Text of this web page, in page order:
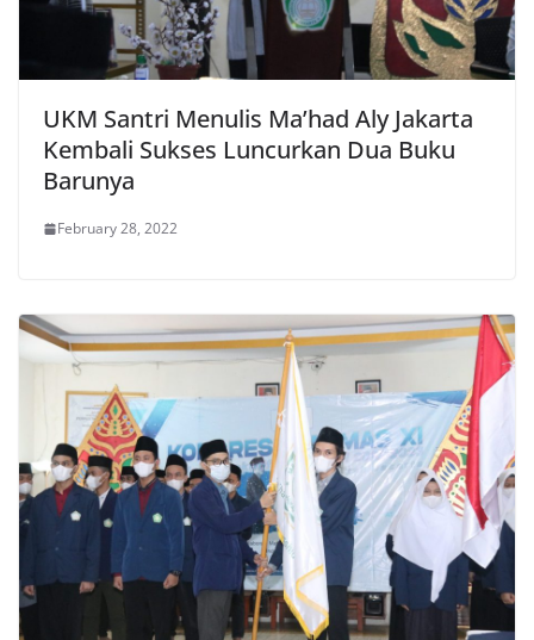
UKM Santri Menulis Ma’had Aly Jakarta
Kembali Sukses Luncurkan Dua Buku
Barunya
February 28, 2022